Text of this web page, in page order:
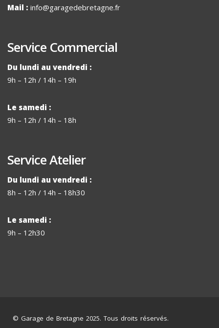
Mail : info@garagedebretagne.fr
Service Commercial
Du lundi au vendredi :
9h – 12h / 14h – 19h
Le samedi :
9h – 12h / 14h – 18h
Service Atelier
Du lundi au vendredi :
8h – 12h / 14h – 18h30
Le samedi :
9h – 12h30
© Garage de Bretagne 2025. Tous droits réservés.